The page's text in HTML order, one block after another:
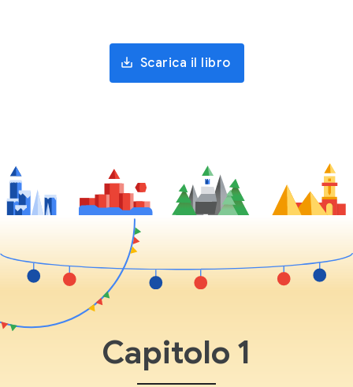
Scarica il libro
Capitolo 1